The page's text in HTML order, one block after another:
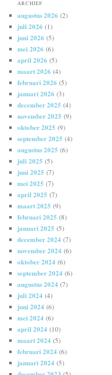
ARCHIEF
augustus 2026 (2)
juli 2026 (1)
juni 2026 (5)
mei 2026 (6)
april 2026 (5)
maart 2026 (4)
februari 2026 (5)
januari 2026 (3)
december 2025 (4)
november 2025 (9)
oktober 2025 (9)
september 2025 (4)
augustus 2025 (6)
juli 2025 (5)
juni 2025 (7)
mei 2025 (7)
april 2025 (7)
maart 2025 (9)
februari 2025 (8)
januari 2025 (5)
december 2024 (7)
november 2024 (6)
oktober 2024 (6)
september 2024 (6)
augustus 2024 (7)
juli 2024 (4)
juni 2024 (6)
mei 2024 (6)
april 2024 (10)
maart 2024 (5)
februari 2024 (6)
januari 2024 (5)